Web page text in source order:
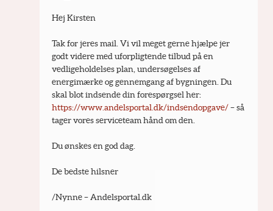
Hej Kirsten
Tak for jeres mail. Vi vil meget gerne hjælpe jer
godt videre med uforpligtende tilbud på en
vedligeholdelses plan, undersøgelses af
energimærke og gennemgang af bygningen. Du
skal blot indsende din forespørgsel her:
https://www.andelsportal.dk/indsendopgave/ – så
tager vores serviceteam hånd om den.
Du ønskes en god dag.
De bedste hilsner
/Nynne – Andelsportal.dk